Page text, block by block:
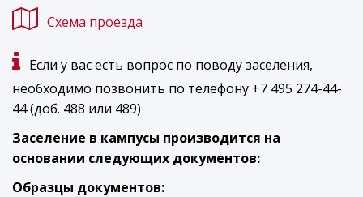
Схема проезда
Если у вас есть вопрос по поводу заселения,
необходимо позвонить по телефону +7 495 274-44-
44 (доб. 488 или 489)
Заселение в кампусы производится на
основании следующих документов:
Образцы документов: